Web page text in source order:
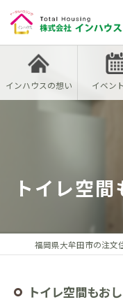
インハウスの想い イベン
トイレ空間
トイレ空間もお